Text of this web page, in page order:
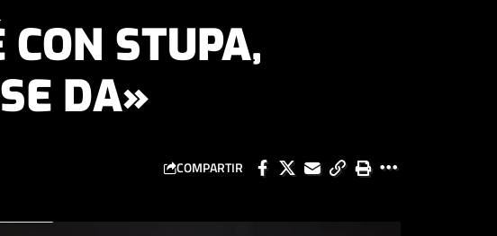
STUPA,
DA»
COMPARTIR